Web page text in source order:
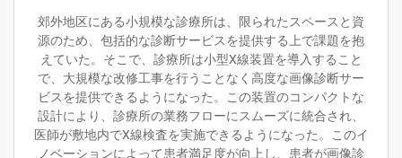
郊外地区にある小規模な診療所は、限られたスペースと資
源のため、包括的な診断サービスを提供する上で課題を抱
えていた。そこで、診療所は小型X線装置を導入すること
で、大規模な改修工事を行うことなく高度な画像診断サー
ビスを提供できるようになった。この装置のコンパクトな
設計により、診療所の業務フローにスムーズに統合され、
医師が敷地内でX線検査を実施できるようになった。このイ
ノベーションによって患者満足度が向上し、患者が画像診